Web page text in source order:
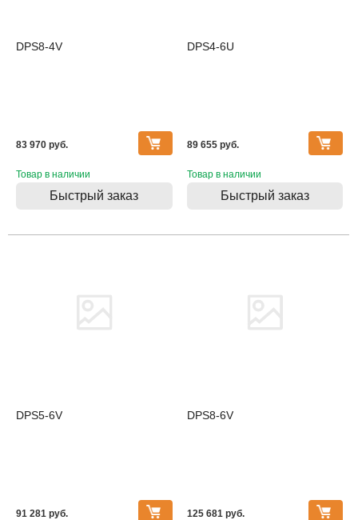
DPS8-4V
83 970 pуб.
Товар в наличии
Быстрый заказ
DPS4-6U
89 655 pуб.
Товар в наличии
Быстрый заказ
DPS5-6V
91 281 pуб.
DPS8-6V
125 681 pуб.